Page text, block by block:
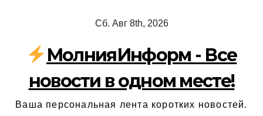
содержимому
Сб. Авг 8th, 2026
МолнияИнформ - Все
новости в одном месте!
Ваша персональная лента коротких новостей.